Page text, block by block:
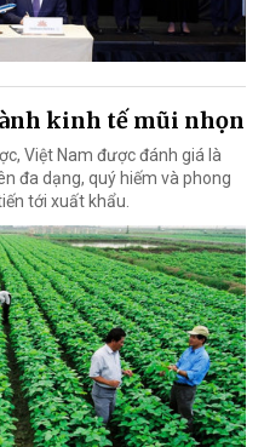
kinh tế mũi nhọn
Việt Nam được đánh giá là
đa dạng, quý hiếm và phong
tới xuất khẩu.